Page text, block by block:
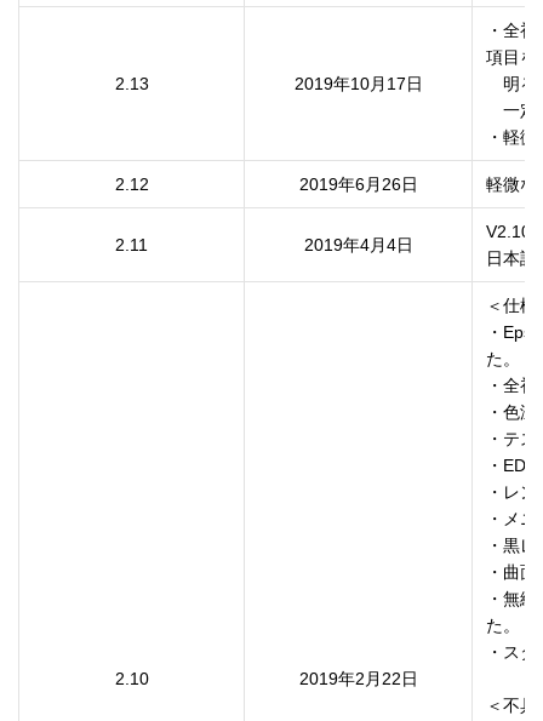
2.13 2019年10月17日
・全
項目を
明る
一定
2.12 2019年6月26日 軽微な
2.11 2019年4月4日
V2.10
日本
2.10 2019年2月22日
＜仕様
・
た。
・全
・色
・テ
・
・レ
・メ
・黒
・曲
・無
た。
・ス
＜不